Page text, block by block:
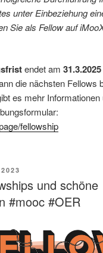
unter Einbeziehung
Sie als Fellow auf
endet am 31.3.2025
die nächsten Fellows
es mehr Informationen
fellowship
und schöne
#mooc #OER